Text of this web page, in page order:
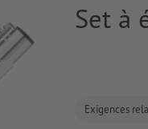
Set à
Exigences